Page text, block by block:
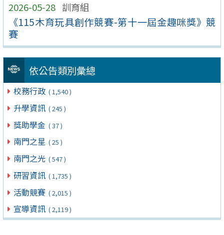
2026-05-28 訓育組
《115木育玩具創作競賽-第十一屆金趣咪獎》競
賽
依公告類別彙總
校務行政 ( 1,540 )
升學資訊 ( 245 )
獎助學金 ( 37 )
南門之星 ( 25 )
南門之光 ( 547 )
研習資訊 ( 1,735 )
活動競賽 ( 2,015 )
宣導資訊 ( 2,119 )